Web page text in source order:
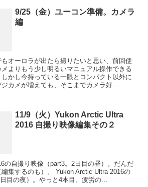
9/25（金）ユーコン準備。カメラ
編
オーロラが出たら撮りたいと思い、前回使
よりもう少し明るいマニュアル操作できる
かし今持っている一眼とコンパクト以外に
カメが増えても、そこまでカメラ好...
11/9（火）Yukon Arctic Ultra
2016 自撮り映像編集その２
の自撮り映像（part3。2日目の昼）。だんだ
集するのも）。 Yukon Arctic Ultra 2016の
目の夜）。やっと4本目。疲労の...